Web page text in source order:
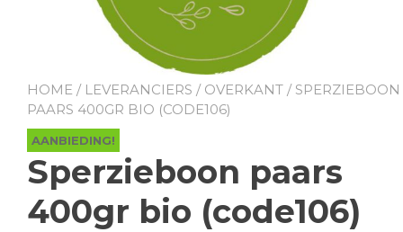
HOME / LEVERANCIERS / OVERKANT / SPERZIEBOON
PAARS 400GR BIO (CODE106)
AANBIEDING!
Sperzieboon paars
400gr bio (code106)